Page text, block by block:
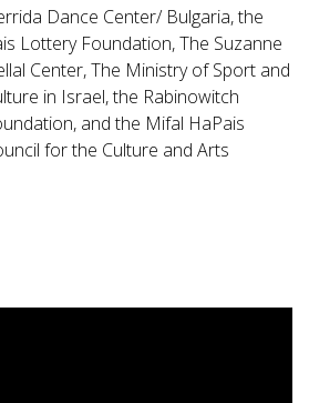
Dance Center/ Bulgaria, the
Lottery Foundation, The Suzanne
Center, The Ministry of Sport and
in Israel, the Rabinowitch
and the Mifal HaPais
for the Culture and Arts